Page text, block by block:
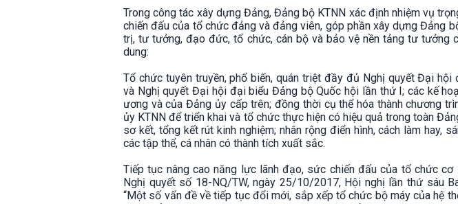
Trong công tác xây dựng Đảng, Đảng bộ KTNN xác định nhiệm vụ
chiến đấu của tổ chức đảng và đảng viên, góp phần xây dựng Đảng
trị, tư tưởng, đạo đức, tổ chức, cán bộ và bảo vệ nền tảng tư tưởng
dung:
Tổ chức tuyên truyền, phổ biến, quán triệt đầy đủ Nghị quyết Đại
và Nghị quyết Đại hội đại biểu Đảng bộ Quốc hội lần thứ I; các kế
ương và của Đảng ủy cấp trên; đồng thời cụ thể hóa thành chương
ủy KTNN để triển khai và tổ chức thực hiện có hiệu quả trong toàn
sơ kết, tổng kết rút kinh nghiệm; nhân rộng điển hình, cách làm hay,
các tập thể, cá nhân có thành tích xuất sắc.
Tiếp tục nâng cao năng lực lãnh đạo, sức chiến đấu của tổ chức
Nghị quyết số 18-NQ/TW, ngày 25/10/2017, Hội nghị lần thứ sáu
“Một số vấn đề về tiếp tục đổi mới, sắp xếp tổ chức bộ máy của hệ